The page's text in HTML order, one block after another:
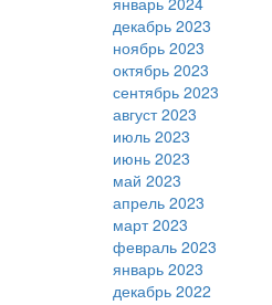
декабрь 2023
ноябрь 2023
октябрь 2023
сентябрь 2023
август 2023
июль 2023
июнь 2023
май 2023
апрель 2023
март 2023
февраль 2023
январь 2023
декабрь 2022